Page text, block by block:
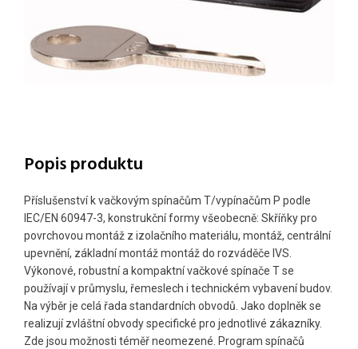
Popis produktu
Příslušenství k vačkovým spínačům T/vypínačům P podle
IEC/EN 60947-3, konstrukční formy všeobecně: Skříňky pro
povrchovou montáž z izolačního materiálu, montáž, centrální
upevnění, základní montáž montáž do rozváděče IVS.
Výkonové, robustní a kompaktní vačkové spínače T se
používají v průmyslu, řemeslech i technickém vybavení budov.
Na výběr je celá řada standardních obvodů. Jako doplněk se
realizují zvláštní obvody specifické pro jednotlivé zákazníky.
Zde jsou možnosti téměř neomezené. Program spínačů